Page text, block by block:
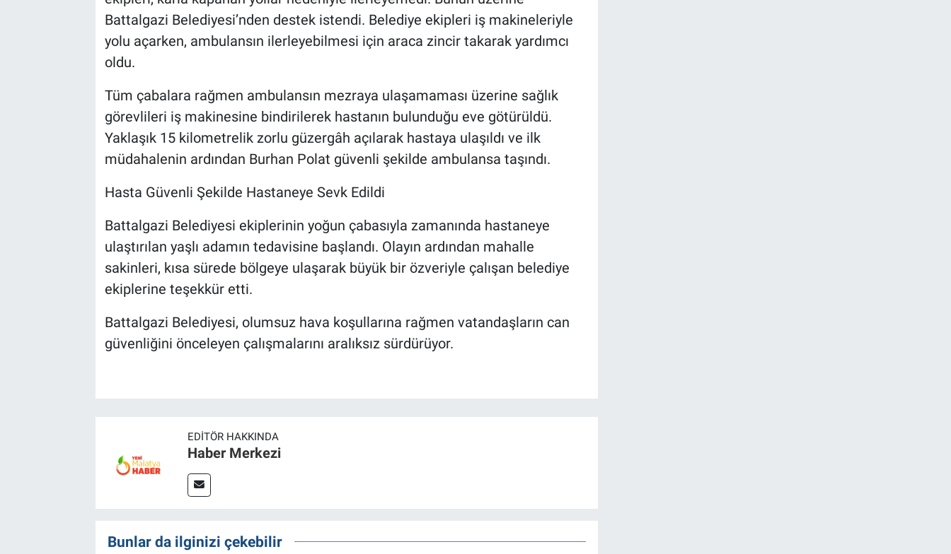
Battalgazi Belediyesi’nden destek istendi. Belediye ekipleri iş makineleriyle
yolu açarken, ambulansın ilerleyebilmesi için araca zincir takarak yardımcı
oldu.
Tüm çabalara rağmen ambulansın mezraya ulaşamaması üzerine sağlık
görevlileri iş makinesine bindirilerek hastanın bulunduğu eve götürüldü.
Yaklaşık 15 kilometrelik zorlu güzergâh açılarak hastaya ulaşıldı ve ilk
müdahalenin ardından Burhan Polat güvenli şekilde ambulansa taşındı.
Hasta Güvenli Şekilde Hastaneye Sevk Edildi
Battalgazi Belediyesi ekiplerinin yoğun çabasıyla zamanında hastaneye
ulaştırılan yaşlı adamın tedavisine başlandı. Olayın ardından mahalle
sakinleri, kısa sürede bölgeye ulaşarak büyük bir özveriyle çalışan belediye
ekiplerine teşekkür etti.
Battalgazi Belediyesi, olumsuz hava koşullarına rağmen vatandaşların can
güvenliğini önceleyen çalışmalarını aralıksız sürdürüyor.
EDITÖR HAKKINDA
Haber Merkezi
Bunlar da ilginizi çekebilir